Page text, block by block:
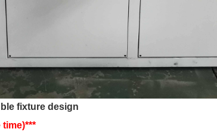
fixture design